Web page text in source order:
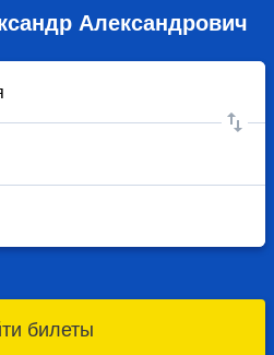
Александрович
билеты